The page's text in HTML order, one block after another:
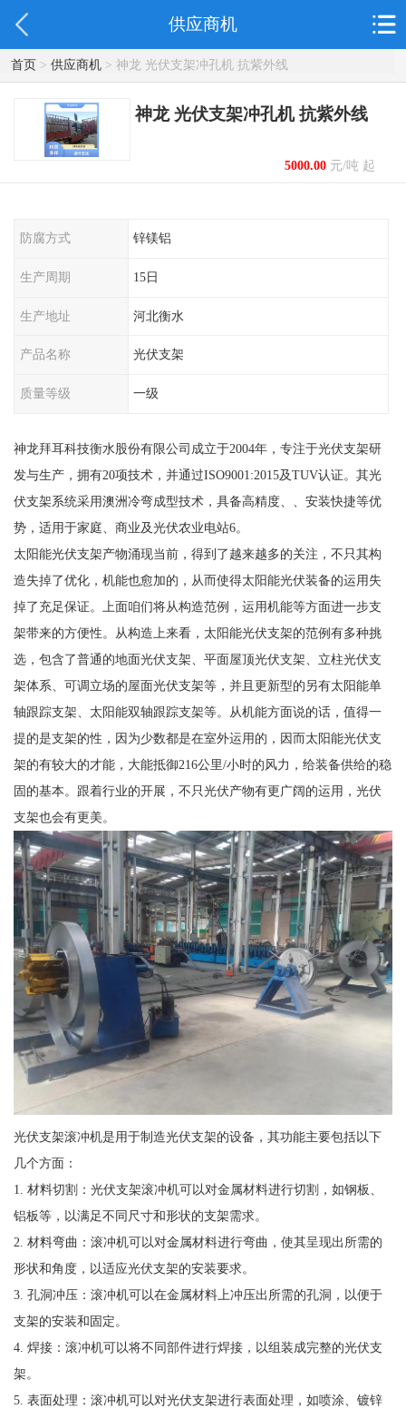
供应商机
首页> 供应商机> 神龙 光伏支架冲孔机 抗紫外线
神龙 光伏支架冲孔机 抗紫外线
5000.00元/吨 起
防腐方式 锌镁铝
生产周期 15日
生产地址 河北衡水
产品名称 光伏支架
质量等级 一级
神龙拜耳科技衡水股份有限公司成立于2004年，专注于光伏支架研
发与生产，拥有20项技术，并通过ISO9001:2015及TUV认证。其光
伏支架系统采用澳洲冷弯成型技术，具备高精度、、安装快捷等优
势，适用于家庭、商业及光伏农业电站6。
太阳能光伏支架产物涌现当前，得到了越来越多的关注，不只其构
造失掉了优化，机能也愈加的，从而使得太阳能光伏装备的运用失
掉了充足保证。上面咱们将从构造范例，运用机能等方面进一步支
架带来的方便性。从构造上来看，太阳能光伏支架的范例有多种挑
选，包含了普通的地面光伏支架、平面屋顶光伏支架、立柱光伏支
架体系、可调立场的屋面光伏支架等，并且更新型的另有太阳能单
轴跟踪支架、太阳能双轴跟踪支架等。从机能方面说的话，值得一
提的是支架的性，因为少数都是在室外运用的，因而太阳能光伏支
架的有较大的才能，大能抵御216公里/小时的风力，给装备供给的稳
固的基本。跟着行业的开展，不只光伏产物有更广阔的运用，光伏
支架也会有更美。
光伏支架滚冲机是用于制造光伏支架的设备，其功能主要包括以下
几个方面：
1. 材料切割：光伏支架滚冲机可以对金属材料进行切割，如钢板、
铝板等，以满足不同尺寸和形状的支架需求。
2. 材料弯曲：滚冲机可以对金属材料进行弯曲，使其呈现出所需的
形状和角度，以适应光伏支架的安装要求。
3. 孔洞冲压：滚冲机可以在金属材料上冲压出所需的孔洞，以便于
支架的安装和固定。
4. 焊接：滚冲机可以将不同部件进行焊接，以组装成完整的光伏支
架。
5. 表面处理：滚冲机可以对光伏支架进行表面处理，如喷涂、镀锌